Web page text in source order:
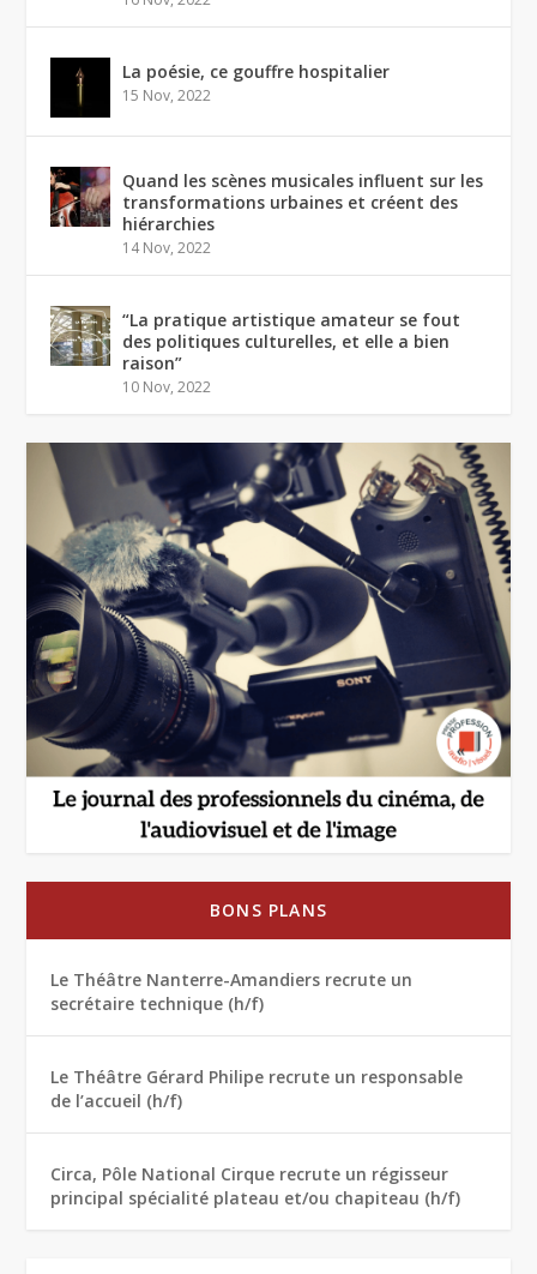
La poésie, ce gouffre hospitalier
15 Nov, 2022
Quand les scènes musicales influent sur les
transformations urbaines et créent des
hiérarchies
14 Nov, 2022
“La pratique artistique amateur se fout
des politiques culturelles, et elle a bien
raison”
10 Nov, 2022
BONS PLANS
Le Théâtre Nanterre-Amandiers recrute un
secrétaire technique (h/f)
Le Théâtre Gérard Philipe recrute un responsable
de l’accueil (h/f)
Circa, Pôle National Cirque recrute un régisseur
principal spécialité plateau et/ou chapiteau (h/f)